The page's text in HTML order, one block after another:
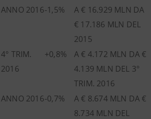
ANNO 2016-1,5%
A € 16.929 MLN DA
€ 17.186 MLN DEL
2015
4° TRIM.
2016
+0,8%
A € 4.172 MLN DA €
4.139 MLN DEL 3°
TRIM. 2016
ANNO 2016-0,7%
A € 8.674 MLN DA €
8.734 MLN DEL